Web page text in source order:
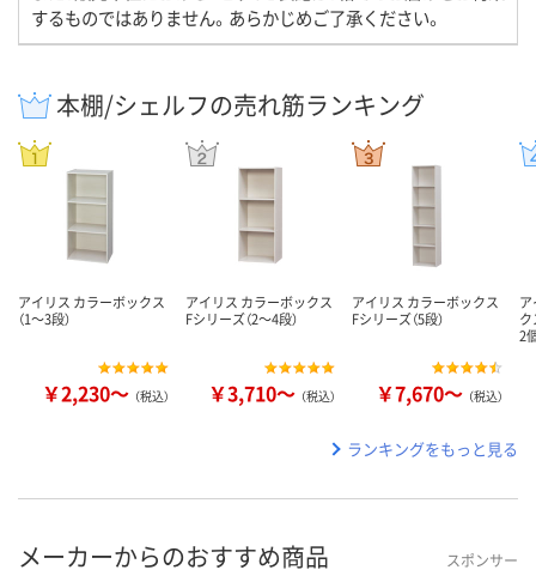
するものではありません。あらかじめご了承ください。
本棚/シェルフの売れ筋ランキング
アイリス カラーボックス
（1～3段）
￥2,230～ （税込）
アイリス カラーボックス
Fシリーズ（2～4段）
￥3,710～ （税込）
アイリス カラーボックス
Fシリーズ（5段）
￥7,670～ （税込）
2
ランキングをもっと見る
メーカーからのおすすめ商品 スポンサー